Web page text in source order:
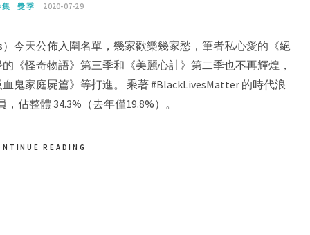
集 獎季 2020-07-29
今天公佈入圍名單，幾家歡樂幾家愁，筆者私心愛的《絕
《怪奇物語》第三季和《美麗心計》第二季也不再輝煌，
鬼家庭屍篇》等打進。 乘著 #BlackLivesMatter 的時代浪
佔整體 34.3%（去年僅19.8%）。
READING